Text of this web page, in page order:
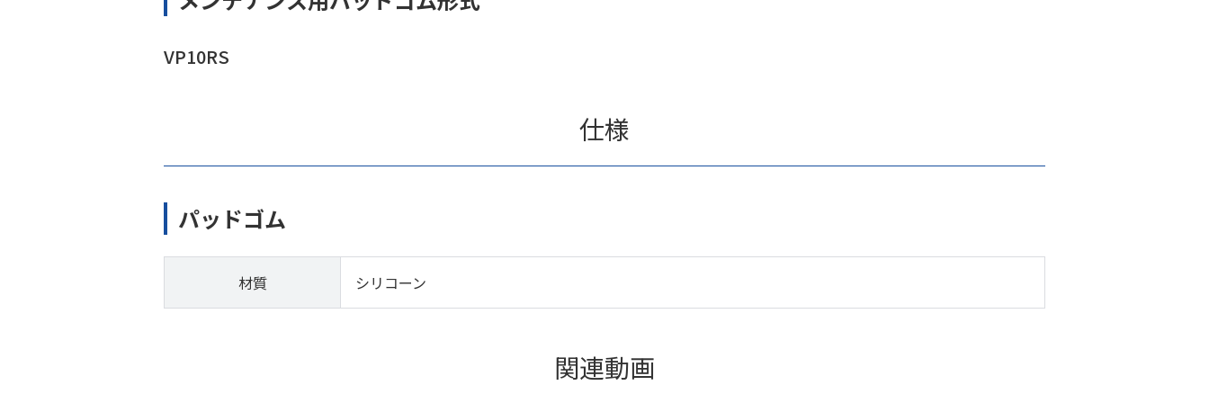
VP10RS
仕様
パッドゴム
材質 シリコーン
関連動画